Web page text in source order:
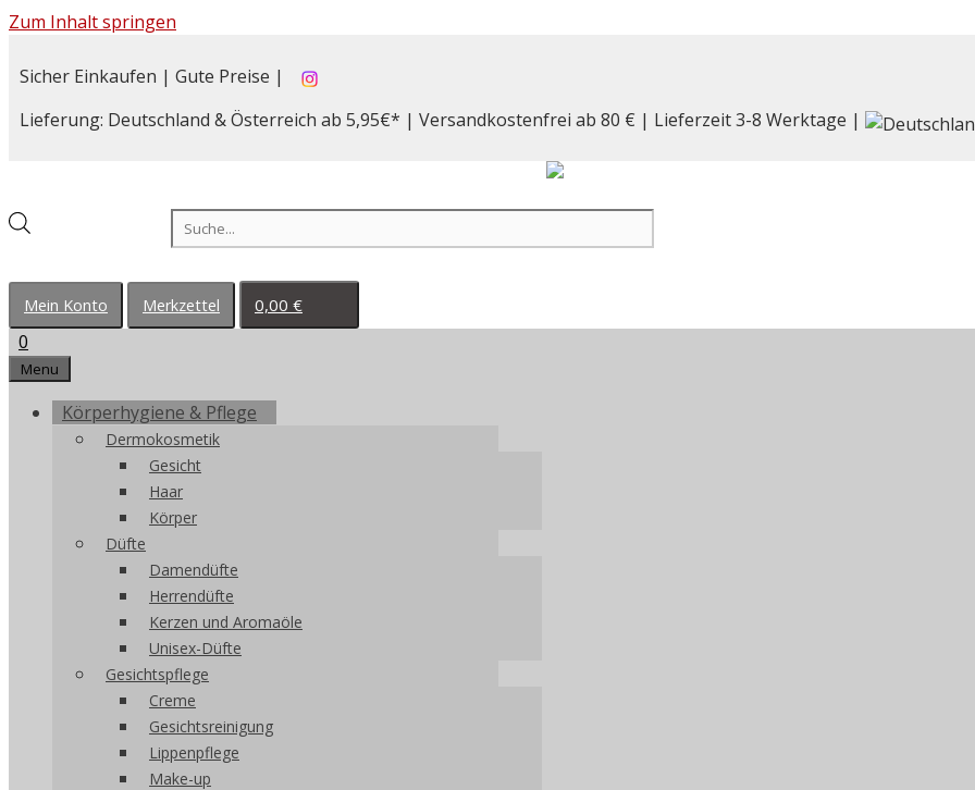
Zum Inhalt springen
Sicher Einkaufen | Gute Preise |
Lieferung: Deutschland & Österreich ab 5,95€* | Versandkostenfrei ab 80 € | Lieferzeit 3-8 Werktage |
Mein Konto Merkzettel 0,00 €
0
Menu
Körperhygiene & Pflege
Dermokosmetik
Gesicht
Haar
Körper
Düfte
Damendüfte
Herrendüfte
Kerzen und Aromaöle
Unisex-Düfte
Gesichtspflege
Creme
Gesichtsreinigung
Lippenpflege
Make-up